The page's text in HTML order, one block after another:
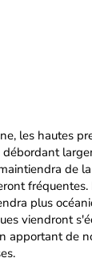
les hautes
débordant
de
plus
viendront
apportant de